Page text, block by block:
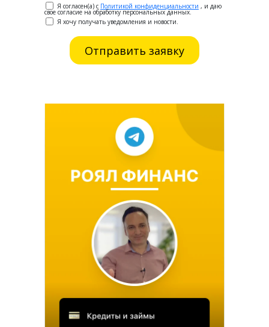
Я согласен(а) с Политикой конфиденциальности , и даю
свое согласие на обработку персональных данных.
Я хочу получать уведомления и новости.